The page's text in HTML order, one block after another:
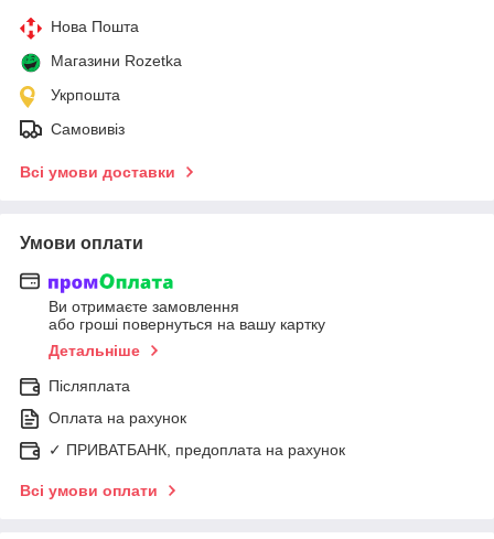
Нова Пошта
Магазини Rozetka
Укрпошта
Самовивіз
Всі умови доставки
Умови оплати
Ви отримаєте замовлення
або гроші повернуться на вашу картку
Детальніше
Післяплата
Оплата на рахунок
✓ ПРИВАТБАНК, предоплата на рахунок
Всі умови оплати